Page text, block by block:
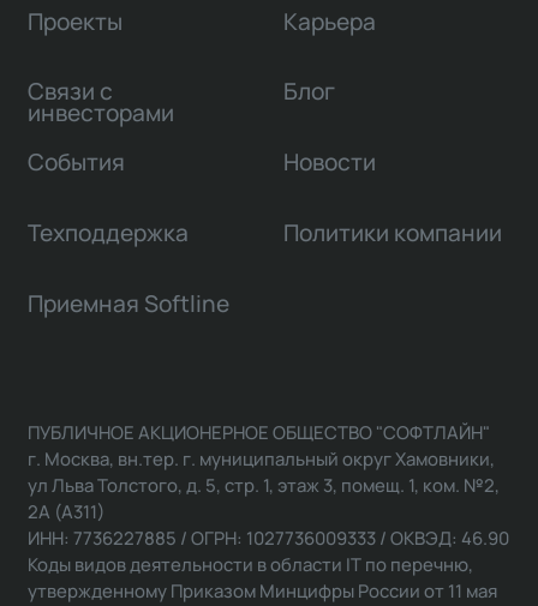
Проекты
Связи с
инвесторами
Карьера
Блог
События Новости
Техподдержка Политики компании
Приемная Softline
ПУБЛИЧНОЕ АКЦИОНЕРНОЕ ОБЩЕСТВО "СОФТЛАЙН"
г. Москва, вн.тер. г. муниципальный округ Хамовники,
ул Льва Толстого, д. 5, стр. 1, этаж 3, помещ. 1, ком. №2,
2А (А311)
ИНН: 7736227885 / ОГРН: 1027736009333 / ОКВЭД: 46.90
Коды видов деятельности в области IT по перечню,
утвержденному Приказом Минцифры России от 11 мая